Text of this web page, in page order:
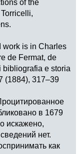
of the
work is in Charles
de Fermat, de
bibliografia e storia
(1884), 317–39
в 1679
искажено,
нет.
как